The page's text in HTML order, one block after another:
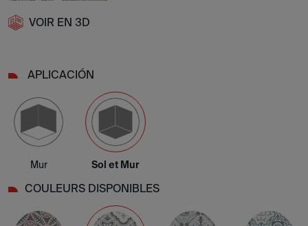
VOIR EN 3D
APLICACIÓN
Mur Sol et Mur
COULEURS DISPONIBLES